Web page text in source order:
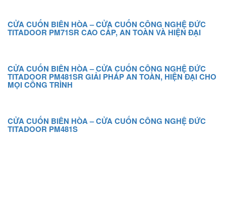
CỬA CUỐN BIÊN HÒA – CỬA CUỐN CÔNG NGHỆ ĐỨC
TITADOOR PM71SR CAO CẤP, AN TOÀN VÀ HIỆN ĐẠI
CỬA CUỐN BIÊN HÒA – CỬA CUỐN CÔNG NGHỆ ĐỨC
TITADOOR PM481SR GIẢI PHÁP AN TOÀN, HIỆN ĐẠI CHO
MỌI CÔNG TRÌNH
CỬA CUỐN BIÊN HÒA – CỬA CUỐN CÔNG NGHỆ ĐỨC
TITADOOR PM481S